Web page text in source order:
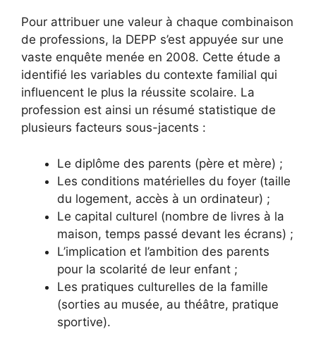
Pour attribuer une valeur à chaque combinaison
de professions, la DEPP s’est appuyée sur une
vaste enquête menée en 2008. Cette étude a
identifié les variables du contexte familial qui
influencent le plus la réussite scolaire. La
profession est ainsi un résumé statistique de
plusieurs facteurs sous-jacents :
Le diplôme des parents (père et mère) ;
Les conditions matérielles du foyer (taille
du logement, accès à un ordinateur) ;
Le capital culturel (nombre de livres à la
maison, temps passé devant les écrans) ;
L’implication et l’ambition des parents
pour la scolarité de leur enfant ;
Les pratiques culturelles de la famille
(sorties au musée, au théâtre, pratique
sportive).